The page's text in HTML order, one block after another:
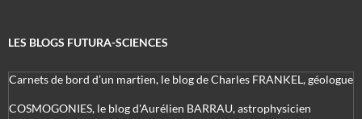
LES BLOGS FUTURA-SCIENCES
Carnets de bord d’un martien, le blog de Charles FRANKEL, géologue
COSMOGONIES, le blog d'Aurélien BARRAU, astrophysicien